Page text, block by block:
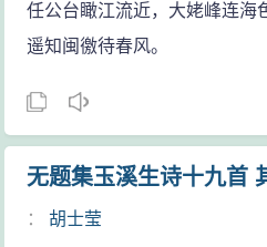
任公台瞰江流近，大姥峰连海
遥知闽徼待春风。
无题集玉溪生诗十九首
：胡士莹